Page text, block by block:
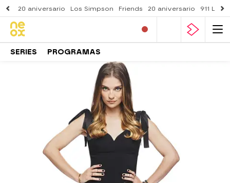
20 aniversario Los Simpson Friends 20 aniversario 911
SERIES PROGRAMAS